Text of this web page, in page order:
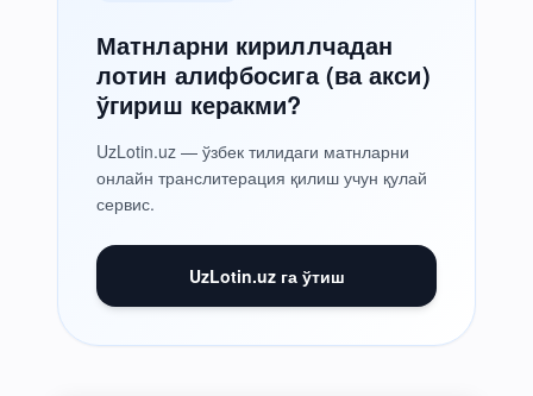
Матнларни кириллчадан
лотин алифбосига (ва акси)
ўгириш керакми?
UzLotin.uz — ўзбек тилидаги матнларни
онлайн транслитерация қилиш учун қулай
сервис.
UzLotin.uz га ўтиш